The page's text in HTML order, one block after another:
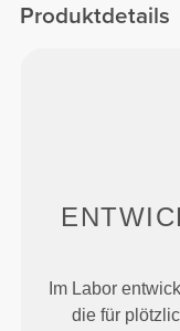
Produktdetails
Im Labor
die für